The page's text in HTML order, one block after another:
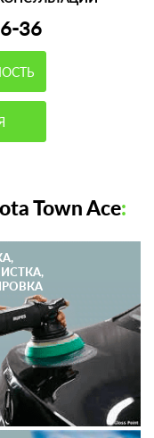
36
Town Ace: